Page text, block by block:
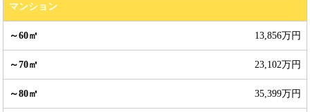
マンション
13,856万円
23,102万円
35,399万円